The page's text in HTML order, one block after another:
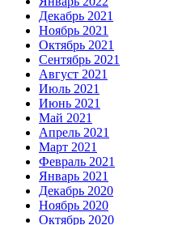
Декабрь 2021
Ноябрь 2021
Октябрь 2021
Сентябрь 2021
Август 2021
Июль 2021
Июнь 2021
Май 2021
Апрель 2021
Март 2021
Февраль 2021
Январь 2021
Декабрь 2020
Ноябрь 2020
Октябрь 2020